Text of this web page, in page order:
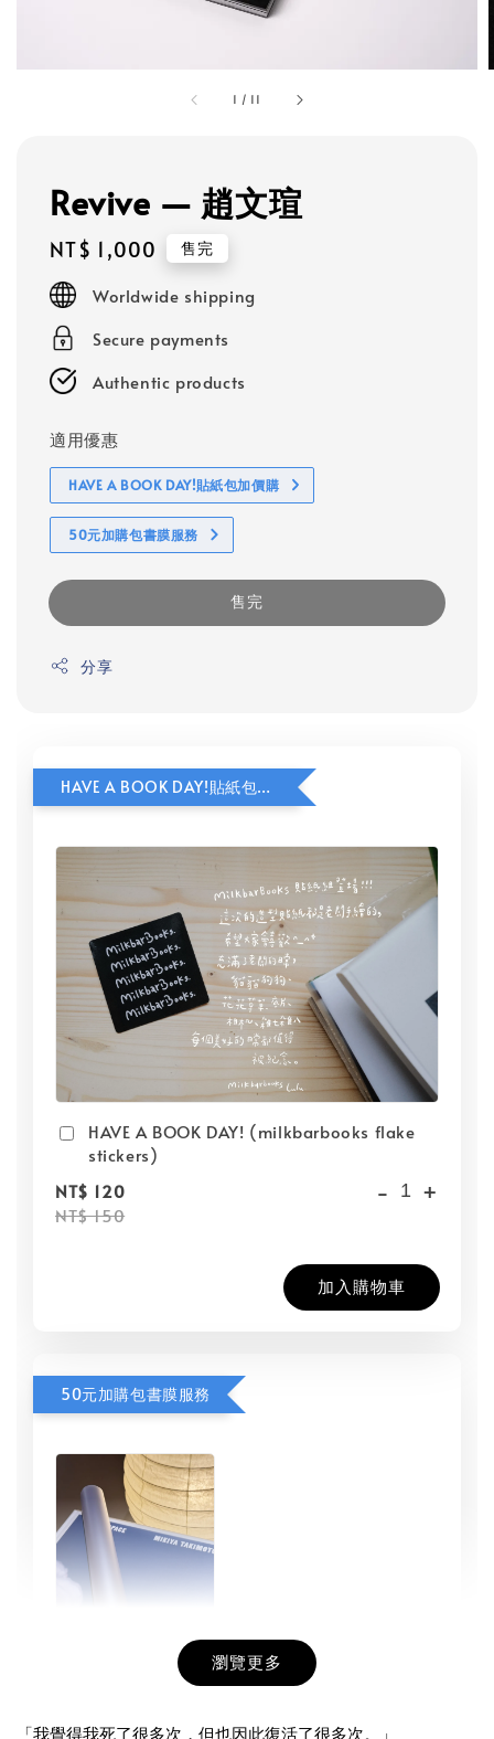
1 / 11
Revive — 趙文瑄
Regular
price
NT$ 1,000 售完
Worldwide shipping
Secure payments
Authentic products
適用優惠
HAVE A BOOK DAY!貼紙包加價購
50元加購包書膜服務
售完
分享
HAVE A BOOK DAY!貼紙包加價購
HAVE A BOOK DAY! (milkbarbooks flake
stickers)
NT$ 120
NT$ 150
- +
加入購物車
50元加購包書膜服務
NT$ 50
- +
瀏覽更多
「我覺得我死了很多次，但也因此復活了很多次。」